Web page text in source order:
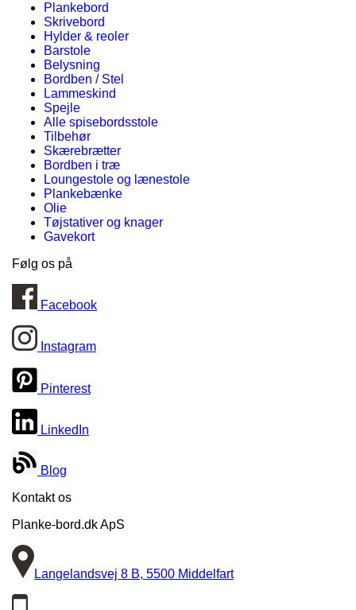
Plankebord
Skrivebord
Hylder & reoler
Barstole
Belysning
Bordben / Stel
Lammeskind
Spejle
Alle spisebordsstole
Tilbehør
Skærebrætter
Bordben i træ
Loungestole og lænestole
Plankebænke
Olie
Tøjstativer og knager
Gavekort
Følg os på
Facebook
Instagram
Pinterest
LinkedIn
Blog
Kontakt os
Planke-bord.dk ApS
Langelandsvej 8 B, 5500 Middelfart